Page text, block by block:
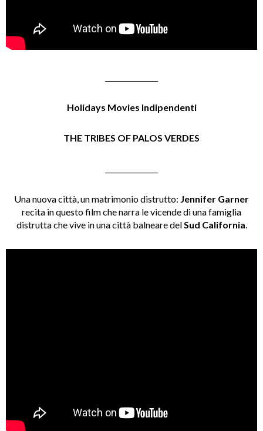
Holidays Movies Indipendenti
THE TRIBES OF PALOS VERDES
Una nuova città, un matrimonio distrutto: Jennifer Garner
recita in questo film che narra le vicende di una famiglia
distrutta che vive in una città balneare delSud California.